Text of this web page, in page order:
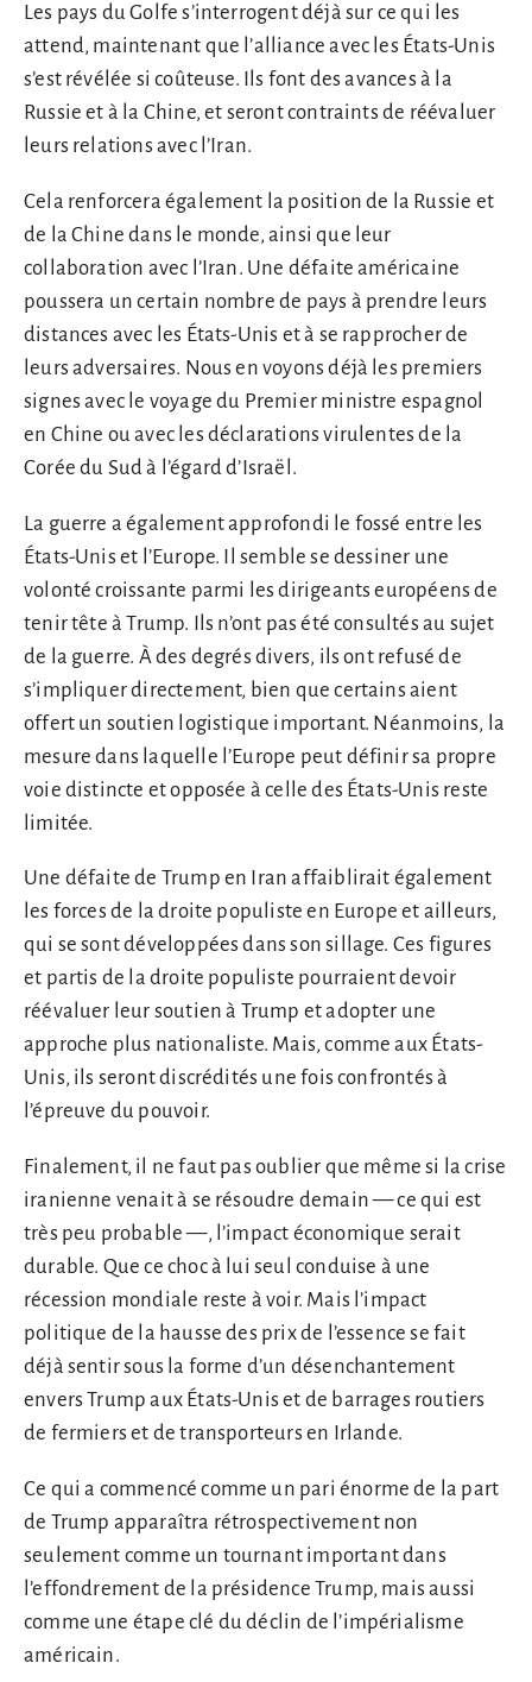
Les pays du Golfe s’interrogent déjà sur ce qui les
attend, maintenant que l’alliance avec les États-Unis
s’est révélée si coûteuse. Ils font des avances à la
Russie et à la Chine, et seront contraints de réévaluer
leurs relations avec l’Iran.
Cela renforcera également la position de la Russie et
de la Chine dans le monde, ainsi que leur
collaboration avec l’Iran. Une défaite américaine
poussera un certain nombre de pays à prendre leurs
distances avec les États-Unis et à se rapprocher de
leurs adversaires. Nous en voyons déjà les premiers
signes avec le voyage du Premier ministre espagnol
en Chine ou avec les déclarations virulentes de la
Corée du Sud à l’égard d’Israël.
La guerre a également approfondi le fossé entre les
États-Unis et l’Europe. Il semble se dessiner une
volonté croissante parmi les dirigeants européens de
tenir tête à Trump. Ils n’ont pas été consultés au sujet
de la guerre. À des degrés divers, ils ont refusé de
s’impliquer directement, bien que certains aient
offert un soutien logistique important. Néanmoins, la
mesure dans laquelle l’Europe peut définir sa propre
voie distincte et opposée à celle des États-Unis reste
limitée.
Une défaite de Trump en Iran affaiblirait également
les forces de la droite populiste en Europe et ailleurs,
qui se sont développées dans son sillage. Ces figures
et partis de la droite populiste pourraient devoir
réévaluer leur soutien à Trump et adopter une
approche plus nationaliste. Mais, comme aux États-
Unis, ils seront discrédités une fois confrontés à
l’épreuve du pouvoir.
Finalement, il ne faut pas oublier que même si la crise
iranienne venait à se résoudre demain — ce qui est
très peu probable —, l’impact économique serait
durable. Que ce choc à lui seul conduise à une
récession mondiale reste à voir. Mais l’impact
politique de la hausse des prix de l’essence se fait
déjà sentir sous la forme d’un désenchantement
envers Trump aux États-Unis et de barrages routiers
de fermiers et de transporteurs en Irlande.
Ce qui a commencé comme un pari énorme de la part
de Trump apparaîtra rétrospectivement non
seulement comme un tournant important dans
l’effondrement de la présidence Trump, mais aussi
comme une étape clé du déclin de l’impérialisme
américain.